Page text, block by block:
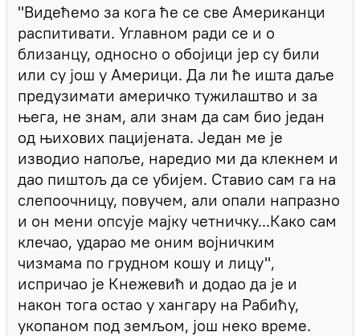
"Видећемо за кога ће се све Американци
распитивати. Углавном ради се и о
близанцу, односно о обојици јер су били
или су још у Америци. Да ли ће ишта даље
предузимати америчко тужилаштво и за
њега, не знам, али знам да сам био један
од њихових пацијената. Један ме је
изводио напоље, наредио ми да клекнем и
дао пиштољ да се убијем. Ставио сам га на
слепоочницу, повучем, али опали напразно
и он мени опсује мајку четничку...Како сам
клечао, ударао ме оним војничким
чизмама по грудном кошу и лицу",
испричао је Кнежевић и додао да је и
након тога остао у хангару на Рабићу,
укопаном под земљом, још неко време.